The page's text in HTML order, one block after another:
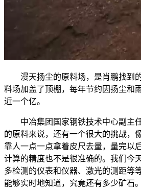
漫天扬尘的原料场，是肖鹏找到
料场加盖了顶棚，每年节约因扬尘和
近一个亿。
中冶集团国家钢铁技术中心副主
的原料来说，还有一个很大的挑战，
靠人一点一点拿着皮尺去量，量完以
计算的精度也不是很准确的。我们今
多检测的仪表和仪器、激光的测距等
能够实时地知道，究竟还有多少矿石。